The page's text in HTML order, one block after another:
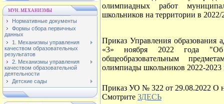
МУН. МЕХАНИЗМЫ
Нормативные документы
Формы сбора первичных
данных
1. Механизмы управления
качеством образовательных
результатов
2. Механизмы управления
качеством образовательной
деятельности
Детские сады
олимпиадных работ
школьников на территории в
Приказ Управления
«3» ноября 2022 года "Об
общеобразовательным
олимпиады школьников 2022-
Приказ УО № 322 от 29.08.2022 О
Смотрите ЗДЕСЬ